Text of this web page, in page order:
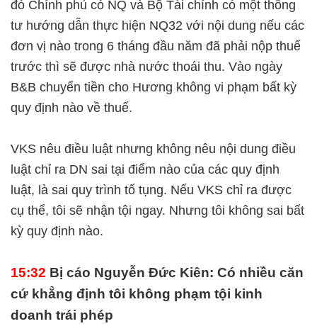
đó Chính phủ có NQ và Bộ Tài chính có một thông
tư hướng dẫn thực hiện NQ32 với nội dung nếu các
đơn vị nào trong 6 tháng đầu năm đã phải nộp thuế
trước thì sẽ được nhà nước thoái thu. Vào ngày
B&B chuyển tiền cho Hương không vi phạm bất kỳ
quy định nào về thuế.
VKS nêu điều luật nhưng không nêu nội dung điều
luật chỉ ra DN sai tại điểm nào của các quy định
luật, là sai quy trình tố tụng. Nếu VKS chỉ ra được
cụ thể, tôi sẽ nhận tội ngay. Nhưng tôi không sai bất
kỳ quy định nào.
15:32 Bị cáo Nguyễn Đức Kiên: Có nhiều căn
cứ khẳng định tôi không phạm tội kinh
doanh trái phép